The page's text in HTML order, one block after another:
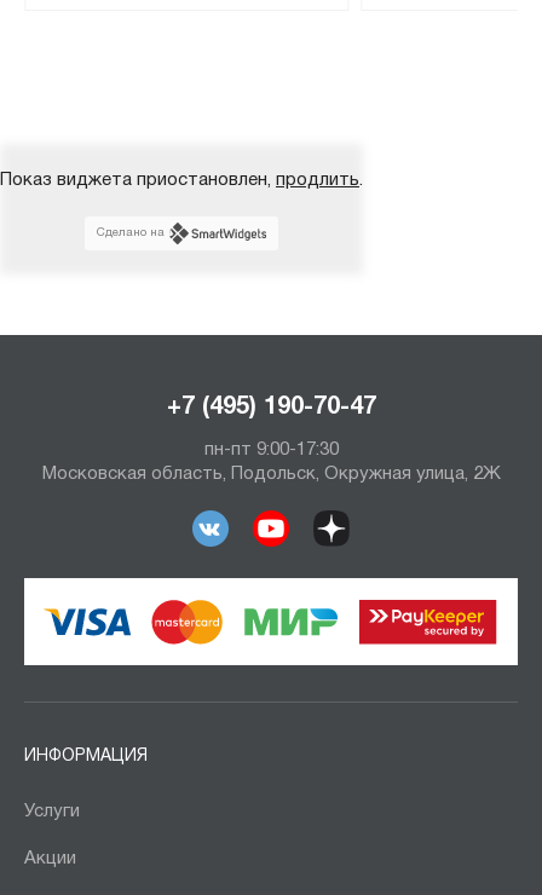
Показ виджета приостановлен, продлить.
Сделано на
+7 (495) 190-70-47
пн-пт 9:00-17:30
Московская область, Подольск, Окружная улица, 2Ж
ИНФОРМАЦИЯ
Услуги
Акции